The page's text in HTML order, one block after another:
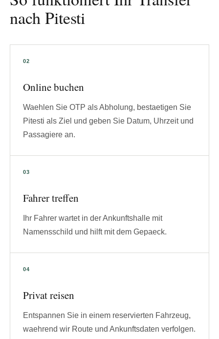
nach Pitesti
Online buchen
Waehlen Sie OTP als Abholung, bestaetigen Sie
Pitesti als Ziel und geben Sie Datum, Uhrzeit und
Passagiere an.
Fahrer treffen
Ihr Fahrer wartet in der Ankunftshalle mit
Namensschild und hilft mit dem Gepaeck.
Privat reisen
Entspannen Sie in einem reservierten Fahrzeug,
waehrend wir Route und Ankunftsdaten verfolgen.